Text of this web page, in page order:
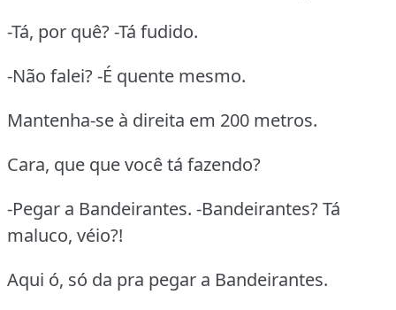
-Tá, por quê? -Tá fudido.
-Não falei? -É quente mesmo.
Mantenha-se à direita em 200 metros.
Cara, que que você tá fazendo?
-Pegar a Bandeirantes. -Bandeirantes? Tá
maluco, véio?!
Aqui ó, só da pra pegar a Bandeirantes.